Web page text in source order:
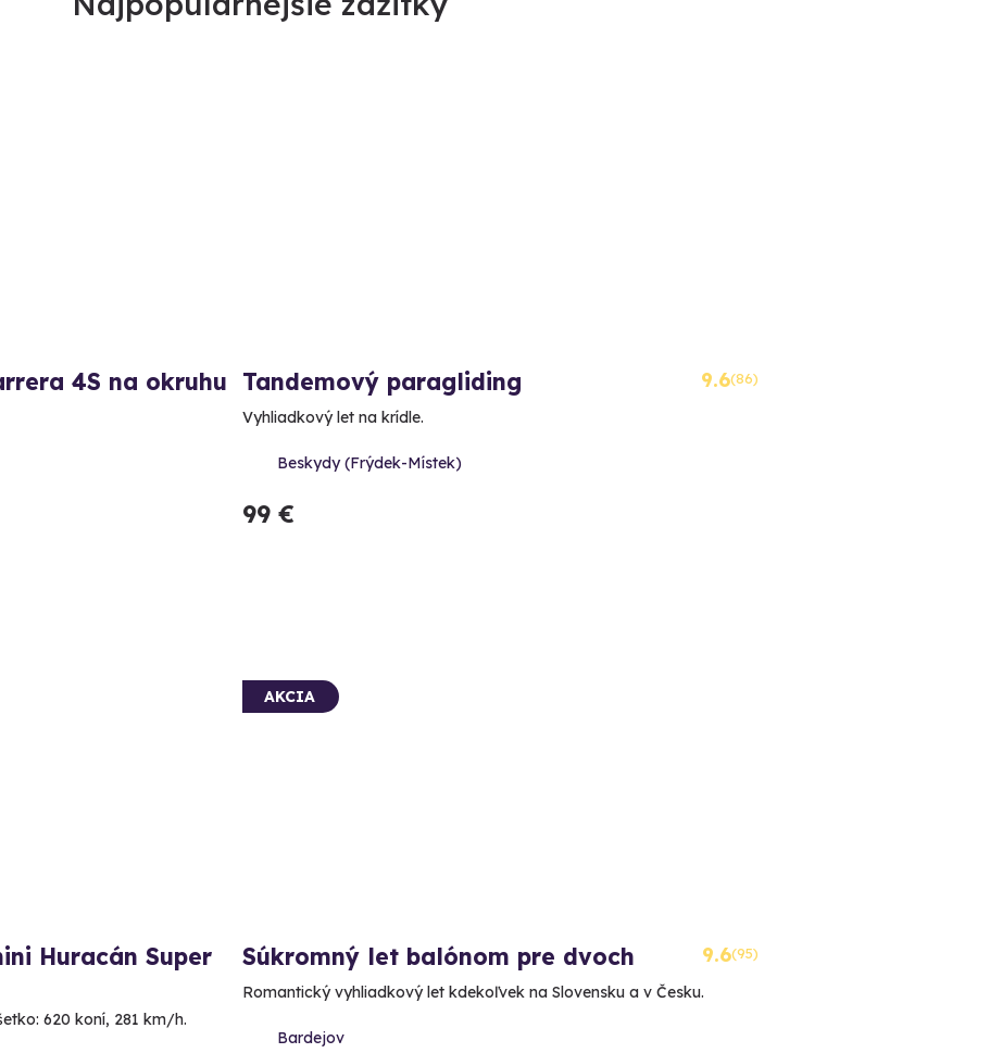
4S na okruhu Tandemový paragliding 9.6(86)
Vyhliadkový let na krídle.
Beskydy (Frýdek-Místek)
99 €
Huracán Super
620 koní, 281 km/h.
AKCIA
Súkromný let balónom pre dvoch 9.6(95)
Romantický vyhliadkový let kdekoľvek na Slovensku a v Česku.
Bardejov